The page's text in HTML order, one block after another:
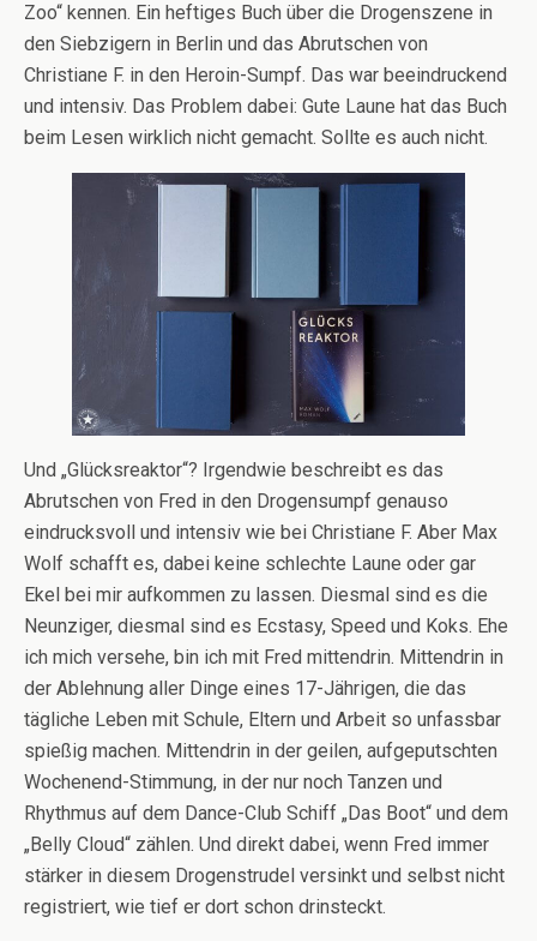
Zoo“ kennen. Ein heftiges Buch über die Drogenszene in
den Siebzigern in Berlin und das Abrutschen von
Christiane F. in den Heroin-Sumpf. Das war beeindruckend
und intensiv. Das Problem dabei: Gute Laune hat das Buch
beim Lesen wirklich nicht gemacht. Sollte es auch nicht.
Und „Glücksreaktor“? Irgendwie beschreibt es das
Abrutschen von Fred in den Drogensumpf genauso
eindrucksvoll und intensiv wie bei Christiane F. Aber Max
Wolf schafft es, dabei keine schlechte Laune oder gar
Ekel bei mir aufkommen zu lassen. Diesmal sind es die
Neunziger, diesmal sind es Ecstasy, Speed und Koks. Ehe
ich mich versehe, bin ich mit Fred mittendrin. Mittendrin in
der Ablehnung aller Dinge eines 17-Jährigen, die das
tägliche Leben mit Schule, Eltern und Arbeit so unfassbar
spießig machen. Mittendrin in der geilen, aufgeputschten
Wochenend-Stimmung, in der nur noch Tanzen und
Rhythmus auf dem Dance-Club Schiff „Das Boot“ und dem
„Belly Cloud“ zählen. Und direkt dabei, wenn Fred immer
stärker in diesem Drogenstrudel versinkt und selbst nicht
registriert, wie tief er dort schon drinsteckt.